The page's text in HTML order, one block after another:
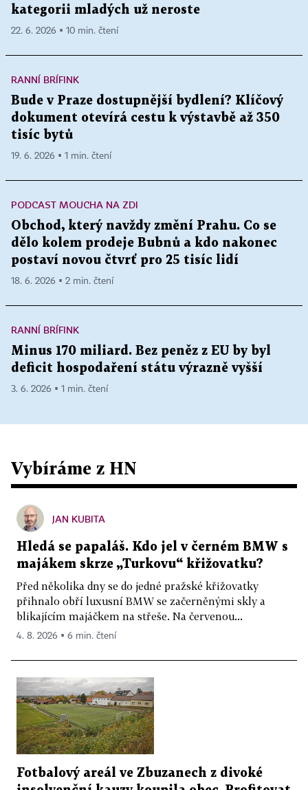
kategorii mladých už neroste
22. 6. 2026 ▪ 10 min. čtení
RANNÍ BRÍFINK
Bude v Praze dostupnější bydlení? Klíčový
dokument otevírá cestu k výstavbě až 350
tisíc bytů
19. 6. 2026 ▪ 1 min. čtení
PODCAST MOUCHA NA ZDI
Obchod, který navždy změní Prahu. Co se
dělo kolem prodeje Bubnů a kdo nakonec
postaví novou čtvrť pro 25 tisíc lidí
18. 6. 2026 ▪ 2 min. čtení
RANNÍ BRÍFINK
Minus 170 miliard. Bez peněz z EU by byl
deficit hospodaření státu výrazně vyšší
3. 6. 2026 ▪ 1 min. čtení
Vybíráme z HN
JAN KUBITA
Hledá se papaláš. Kdo jel v černém BMW s
majákem skrze „Turkovu“ křižovatku?
Před několika dny se do jedné pražské křižovatky
přihnalo obří luxusní BMW se začerněnými skly a
blikajícím majáčkem na střeše. Na červenou...
4. 8. 2026 ▪ 6 min. čtení
Fotbalový areál ve Zbuzanech z divoké